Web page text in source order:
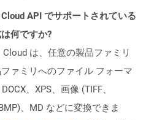
API でサポートされている
何ですか?
は、任意の製品ファミリ
ァミリへのファイル フォーマ
、XPS、画像 (TIFF、
、MD などに変換できま